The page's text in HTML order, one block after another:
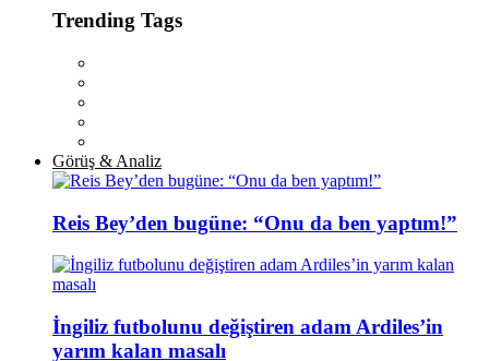
Trending Tags
Görüş & Analiz
Reis Bey’den bugüne: “Onu da ben yaptım!”
İngiliz futbolunu değiştiren adam Ardiles’in
yarım kalan masalı